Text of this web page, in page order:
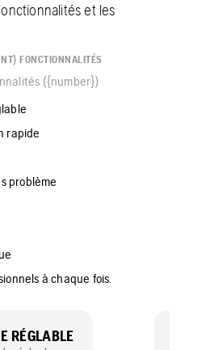
et les
FONCTIONNALITÉS
({number})
rapide
problème
à chaque fois.
RÉGLABLE